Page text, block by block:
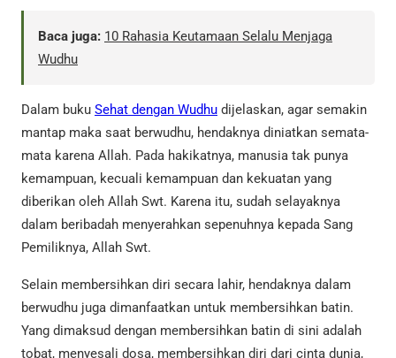
Baca juga: 10 Rahasia Keutamaan Selalu Menjaga
Wudhu
Dalam buku Sehat dengan Wudhu dijelaskan, agar semakin
mantap maka saat berwudhu, hendaknya diniatkan semata-
mata karena Allah. Pada hakikatnya, manusia tak punya
kemampuan, kecuali kemampuan dan kekuatan yang
diberikan oleh Allah Swt. Karena itu, sudah selayaknya
dalam beribadah menyerahkan sepenuhnya kepada Sang
Pemiliknya, Allah Swt.
Selain membersihkan diri secara lahir, hendaknya dalam
berwudhu juga dimanfaatkan untuk membersihkan batin.
Yang dimaksud dengan membersihkan batin di sini adalah
tobat, menyesali dosa, membersihkan diri dari cinta dunia,